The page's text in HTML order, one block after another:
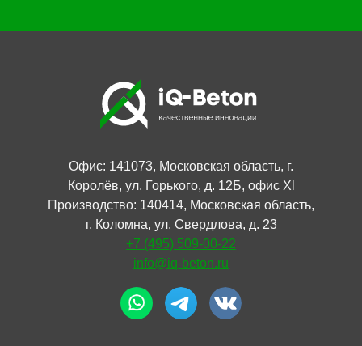
Офис: 141073, Московская область, г.
Королёв, ул. Горького, д. 12Б, офис Xl
Производство: 140414, Московская область,
г. Коломна, ул. Свердлова, д. 23
+7 (495) 509-00-22
info@iq-beton.ru